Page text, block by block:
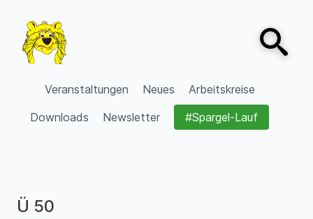
VVV Burgdorf
Veranstaltungen Neues
Arbeitskreise
Downloads
Newsletter #Spargel-Lauf
Open
Ü 50